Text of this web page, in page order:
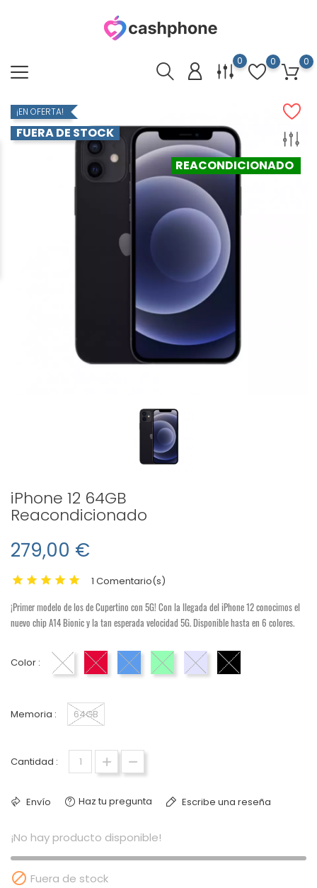
0
0
0
¡EN OFERTA!
FUERA DE STOCK
REACONDICIONADO
iPhone 12 64GB
Reacondicionado
279,00 €
1 Comentario(s)
¡Primer modelo de los de Cupertino con 5G! Con la llegada del iPhone 12 conocimos el
nuevo chip A14 Bionic y la tan esperada velocidad 5G. Disponible hasta en 6 colores.
Color : BlancoProduct Red
Azul Verde Malva Negro
Memoria : 64GB
Cantidad :
Envío Haz tu pregunta Escribe una reseña
¡No hay producto disponible!
 Fuera de stock